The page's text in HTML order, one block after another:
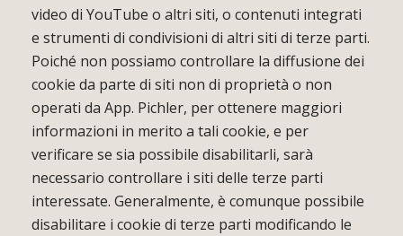
video di YouTube o altri siti, o contenuti integrati
e strumenti di condivisioni di altri siti di terze parti.
Poiché non possiamo controllare la diffusione dei
cookie da parte di siti non di proprietà o non
operati da App. Pichler, per ottenere maggiori
informazioni in merito a tali cookie, e per
verificare se sia possibile disabilitarli, sarà
necessario controllare i siti delle terze parti
interessate. Generalmente, è comunque possibile
disabilitare i cookie di terze parti modificando le